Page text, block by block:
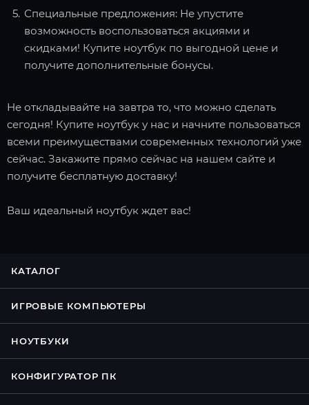
Специальные предложения: Не упустите
возможность воспользоваться акциями и
скидками! Купите ноутбук по выгодной цене и
получите дополнительные бонусы.
Не откладывайте на завтра то, что можно сделать
сегодня! Купите ноутбук у нас и начните пользоваться
всеми преимуществами современных технологий уже
сейчас. Закажите прямо сейчас на нашем сайте и
получите бесплатную доставку!
Ваш идеальный ноутбук ждет вас!
КАТАЛОГ
ИГРОВЫЕ КОМПЬЮТЕРЫ
НОУТБУКИ
КОНФИГУРАТОР ПК